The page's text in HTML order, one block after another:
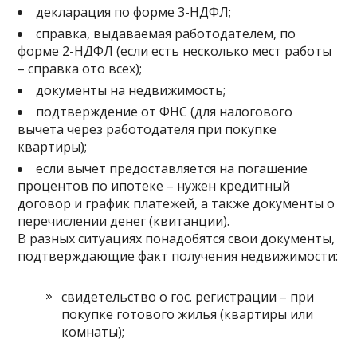
декларация по форме 3-НДФЛ;
справка, выдаваемая работодателем, по
форме 2-НДФЛ (если есть несколько мест работы
– справка ото всех);
документы на недвижимость;
подтверждение от ФНС (для налогового
вычета через работодателя при покупке
квартиры);
если вычет предоставляется на погашение
процентов по ипотеке – нужен кредитный
договор и график платежей, а также документы о
перечислении денег (квитанции).
В разных ситуациях понадобятся свои документы,
подтверждающие факт получения недвижимости:
свидетельство о гос. регистрации – при
покупке готового жилья (квартиры или
комнаты);